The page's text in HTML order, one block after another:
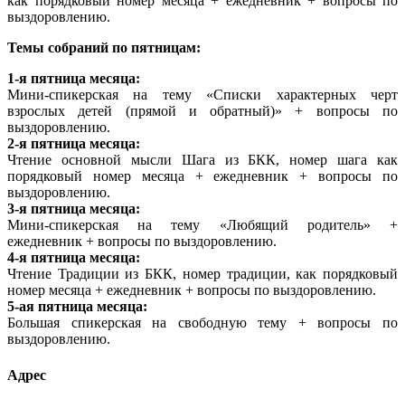
выздоровлению.
Темы собраний по пятницам:
1-я пятница месяца:
Мини-спикерская на тему «Списки характерных черт
взрослых детей (прямой и обратный)» + вопросы по
выздоровлению.
2-я пятница месяца:
Чтение основной мысли Шага из БКК, номер шага как
порядковый номер месяца + ежедневник + вопросы по
выздоровлению.
3-я пятница месяца:
Мини-спикерская на тему «Любящий родитель» +
ежедневник + вопросы по выздоровлению.
4-я пятница месяца:
Чтение Традиции из БКК, номер традиции, как порядковый
номер месяца + ежедневник + вопросы по выздоровлению.
5-ая пятница месяца:
Большая спикерская на свободную тему + вопросы по
выздоровлению.
Адрес